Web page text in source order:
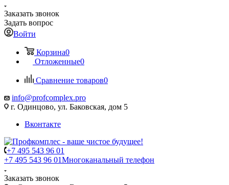
Заказать звонок
Задать вопрос
Войти
Корзина0
Отложенные0
Сравнение товаров0
info@profcomplex.pro
г. Одинцово, ул. Баковская, дом 5
Вконтакте
+7 495 543 96 01
+7 495 543 96 01Многоканальный телефон
Заказать звонок